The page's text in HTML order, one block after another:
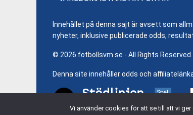
Innehållet på denna sajt är avsett som
nyheter, inklusive publicerade odds,
© 2026 fotbollsvm.se - All Rights Reserved.
Denna site innehåller odds och
Vi använder cookies för att se till att vi